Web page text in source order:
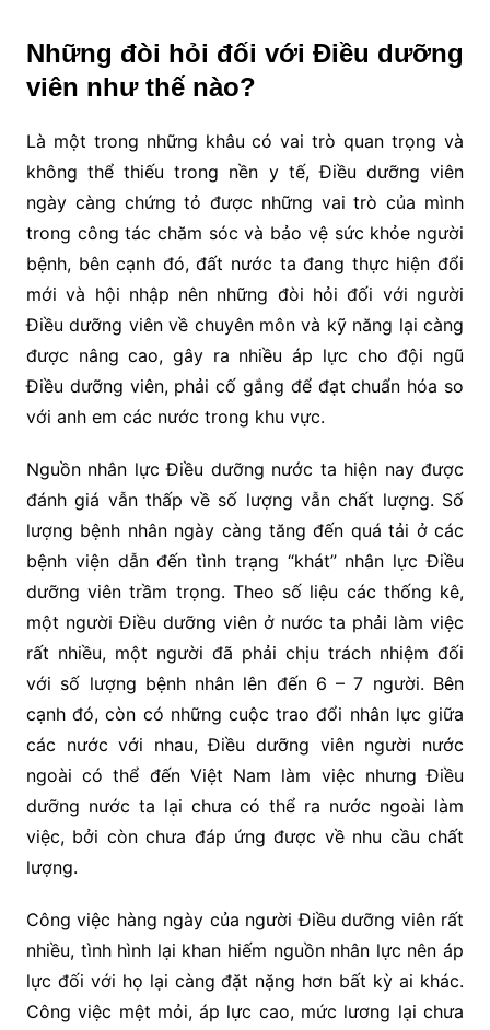
Những đòi hỏi đối với Điều dưỡng
viên như thế nào?
Là một trong những khâu có vai trò quan trọng và
không thể thiếu trong nền y tế, Điều dưỡng viên
ngày càng chứng tỏ được những vai trò của mình
trong công tác chăm sóc và bảo vệ sức khỏe người
bệnh, bên cạnh đó, đất nước ta đang thực hiện đổi
mới và hội nhập nên những đòi hỏi đối với người
Điều dưỡng viên về chuyên môn và kỹ năng lại càng
được nâng cao, gây ra nhiều áp lực cho đội ngũ
Điều dưỡng viên, phải cố gắng để đạt chuẩn hóa so
với anh em các nước trong khu vực.
Nguồn nhân lực Điều dưỡng nước ta hiện nay được
đánh giá vẫn thấp về số lượng vẫn chất lượng. Số
lượng bệnh nhân ngày càng tăng đến quá tải ở các
bệnh viện dẫn đến tình trạng “khát” nhân lực Điều
dưỡng viên trầm trọng. Theo số liệu các thống kê,
một người Điều dưỡng viên ở nước ta phải làm việc
rất nhiều, một người đã phải chịu trách nhiệm đối
với số lượng bệnh nhân lên đến 6 – 7 người. Bên
cạnh đó, còn có những cuộc trao đổi nhân lực giữa
các nước với nhau, Điều dưỡng viên người nước
ngoài có thể đến Việt Nam làm việc nhưng Điều
dưỡng nước ta lại chưa có thể ra nước ngoài làm
việc, bởi còn chưa đáp ứng được về nhu cầu chất
lượng.
Công việc hàng ngày của người Điều dưỡng viên rất
nhiều, tình hình lại khan hiếm nguồn nhân lực nên áp
lực đối với họ lại càng đặt nặng hơn bất kỳ ai khác.
Công việc mệt mỏi, áp lực cao, mức lương lại chưa